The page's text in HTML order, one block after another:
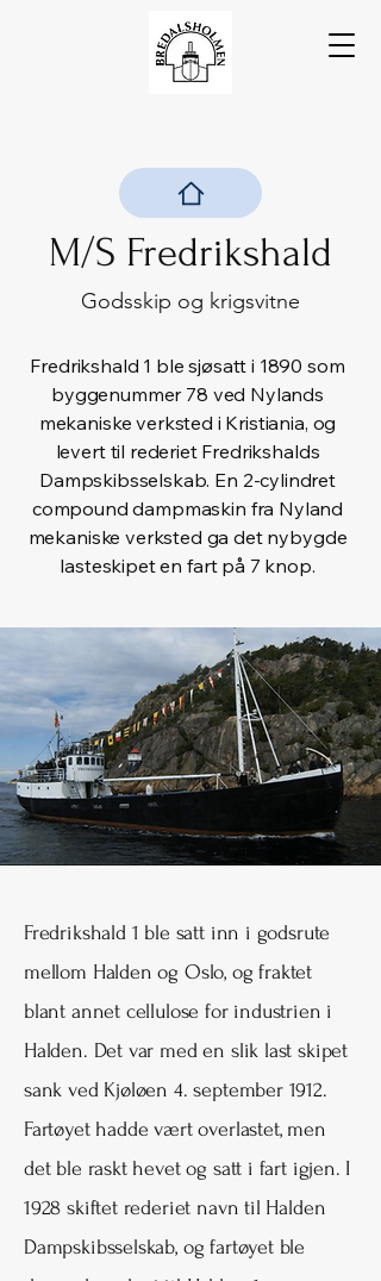
M/S Fredrikshald
Godsskip og krigsvitne
Fredrikshald 1 ble sjøsatt i 1890 som
byggenummer 78 ved Nylands
mekaniske verksted i Kristiania, og
levert til rederiet Fredrikshalds
Dampskibsselskab. En 2-cylindret
compound dampmaskin fra Nyland
mekaniske verksted ga det nybygde
lasteskipet en fart på 7 knop.
Fredrikshald 1 ble satt inn i godsrute
mellom Halden og Oslo, og fraktet
blant annet cellulose for industrien i
Halden. Det var med en slik last skipet
sank ved Kjøløen 4. september 1912.
Fartøyet hadde vært overlastet, men
det ble raskt hevet og satt i fart igjen. I
1928 skiftet rederiet navn til Halden
Dampskibsselskab, og fartøyet ble